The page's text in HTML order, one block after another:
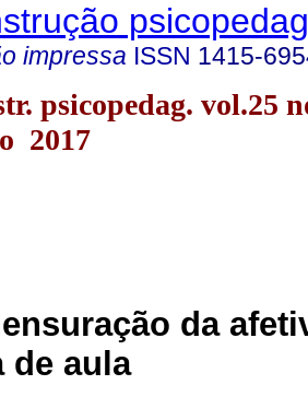
impressa ISSN 1415-
psicopedag. vol.25
2017
da
de aula